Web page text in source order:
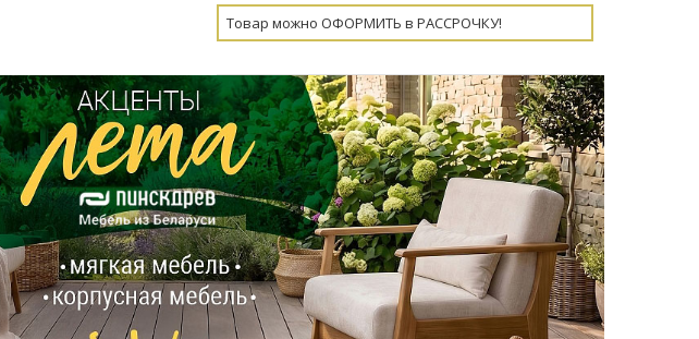
Товар можно ОФОРМИТЬ в РАССРОЧКУ!